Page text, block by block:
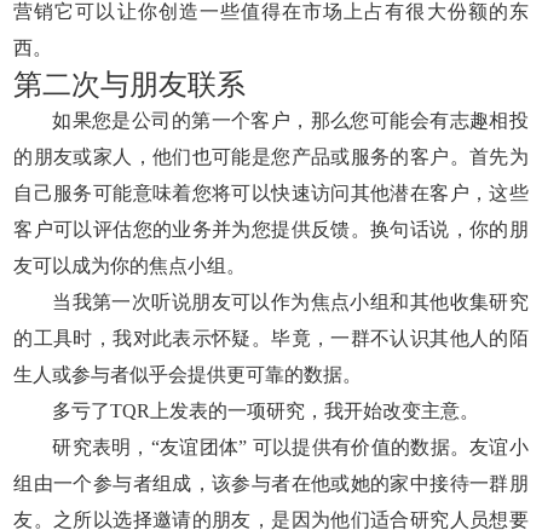
营销它可以让你创造一些值得在市场上占有很大份额的东
西。
第二次与朋友联系
如果您是公司的第一个客户，那么您可能会有志趣相投
的朋友或家人，他们也可能是您产品或服务的客户。首先为
自己服务可能意味着您将可以快速访问其他潜在客户，这些
客户可以评估您的业务并为您提供反馈。换句话说，你的朋
友可以成为你的焦点小组。
当我第一次听说朋友可以作为焦点小组和其他收集研究
的工具时，我对此表示怀疑。毕竟，一群不认识其他人的陌
生人或参与者似乎会提供更可靠的数据。
多亏了TQR上发表的一项研究，我开始改变主意。
研究表明，“友谊团体” 可以提供有价值的数据。友谊小
组由一个参与者组成，该参与者在他或她的家中接待一群朋
友。之所以选择邀请的朋友，是因为他们适合研究人员想要